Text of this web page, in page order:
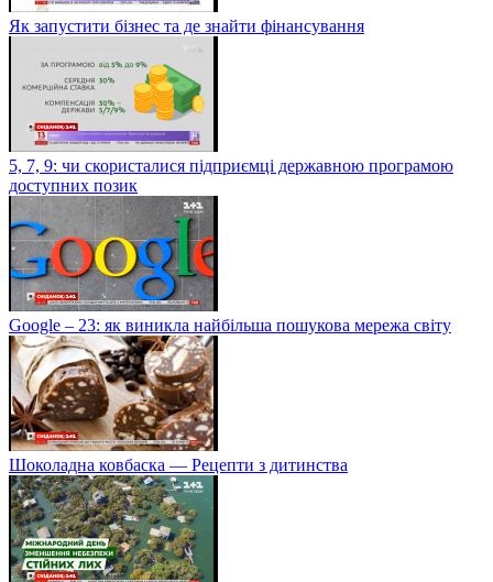
Як запустити бізнес та де знайти фінансування
5, 7, 9: чи скористалися підприємці державною програмою
доступних позик
Google – 23: як виникла найбільша пошукова мережа світу
Шоколадна ковбаска — Рецепти з дитинства